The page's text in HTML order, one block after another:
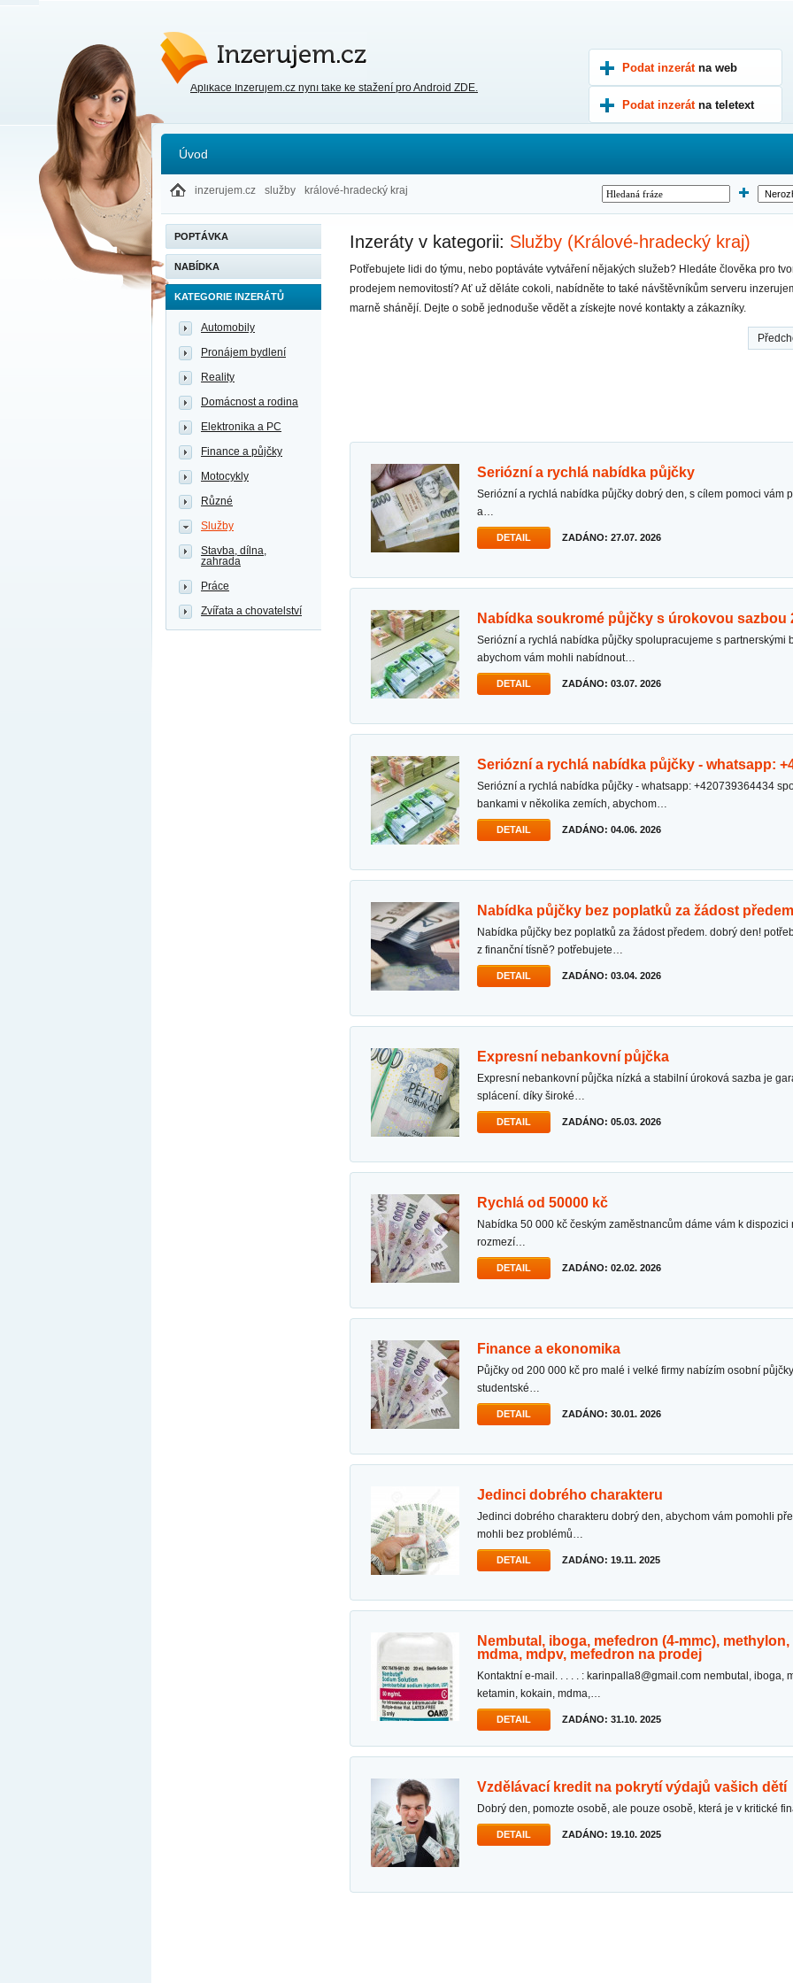
Inzerujem.cz
Aplikace Inzerujem.cz nyní také ke stažení pro Android ZDE.
Podat inzerát na web
Podat inzerát na teletext
Úvod
inzerujem.cz služby králové-hradecký kraj
Inzeráty v kategorii: Služby (Králové-hradecký kraj)
Potřebujete lidi do týmu, nebo poptáváte vytváření nějakých služeb? Hledáte člověka pro
prodejem nemovitostí? Ať už děláte cokoli, nabídněte to také návštěvníkům serveru
marně shánějí. Dejte o sobě jednoduše vědět a získejte nové kontakty a zákazníky.
seriózní a rychlá nabídka půjčky
seriózní a rychlá nabídka půjčky dobrý den, s cílem pomoci vám překonat různé finanční starosti
a…
DETAIL ZADÁNO: 27.07. 2026
nabídka soukromé půjčky s úrokovou sazbou
seriózní a rychlá nabídka půjčky spolupracujeme s partnerskými bankami v několika zemích,
abychom vám mohli nabídnout…
DETAIL ZADÁNO: 03.07. 2026
seriózní a rychlá nabídka půjčky - whatsapp:
seriózní a rychlá nabídka půjčky - whatsapp: +420739364434 spolupracujeme s partnerskými
bankami v několika zemích, abychom…
DETAIL ZADÁNO: 04.06. 2026
nabídka půjčky bez poplatků za žádost
nabídka půjčky bez poplatků za žádost předem. dobrý den! potřebujete půjčku, abyste se dostali
z finanční tísně? potřebujete…
DETAIL ZADÁNO: 03.04. 2026
expresní nebankovní půjčka
expresní nebankovní půjčka nízká a stabilní úroková sazba je garantována po celou dobu
splácení. díky široké…
DETAIL ZADÁNO: 05.03. 2026
rychlá od 50000 kč
nabídka 50 000 kč českým zaměstnancům dáme vám k dispozici naši službu nabídky půjček v
rozmezí…
DETAIL ZADÁNO: 02.02. 2026
finance a ekonomika
půjčky od 200 000 kč pro malé i velké firmy nabízím osobní půjčky, podnikatelské půjčky,
studentské…
DETAIL ZADÁNO: 30.01. 2026
jedinci dobrého charakteru
jedinci dobrého charakteru dobrý den, abychom vám pomohli překonat různé finanční starosti a
mohli bez problémů…
DETAIL ZADÁNO: 19.11. 2025
nembutal, iboga, mefedron (4-mmc), methylon, ketamin, kokain,
mdma, mdpv, mefedron na prodej
kontaktní e-mail. . . . . : karinpalla8@gmail.com nembutal, iboga, mefedron (4-mmc), methylon,
ketamin, kokain, mdma,…
DETAIL ZADÁNO: 31.10. 2025
vzdělávací kredit na pokrytí výdajů vašich dětí
dobrý den, pomozte osobě, ale pouze osobě, která je v kritické
DETAIL ZADÁNO: 19.10. 2025
POPTÁVKA
NABÍDKA
KATEGORIE INZERÁTŮ
Automobily
Pronájem bydlení
Reality
Domácnost a rodina
Elektronika a PC
Finance a půjčky
Motocykly
Různé
Služby
Stavba, dílna,
zahrada
Práce
Zvířata a chovatelství